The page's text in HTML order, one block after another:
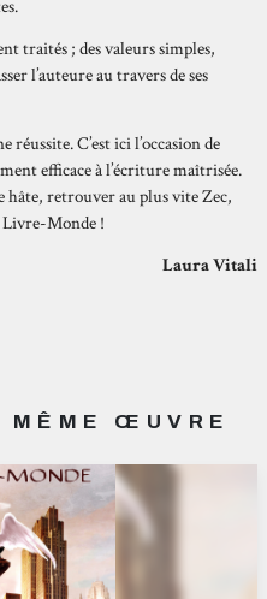
traités ; des valeurs simples,
l’auteure au travers de ses
C’est ici l’occasion de
efficace à l’écriture maîtrisée.
hâte, retrouver au plus vite Zec,
Livre-Monde !
Laura Vitali
MÊME ŒUVRE